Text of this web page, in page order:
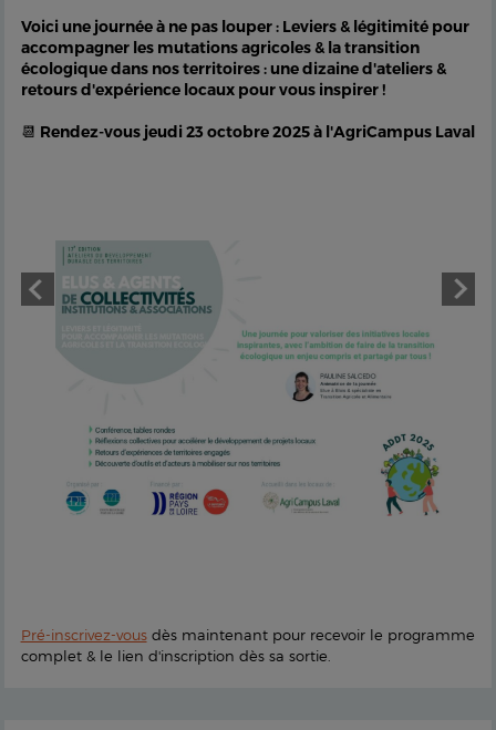
Voici une journée à ne pas louper : Leviers & légitimité pour
accompagner les mutations agricoles & la transition
écologique dans nos territoires : une dizaine d'ateliers &
retours d'expérience locaux pour vous inspirer !
📆 Rendez-vous jeudi 23 octobre 2025 à l'AgriCampus Laval
Pré-inscrivez-vousdès maintenant pour recevoir le programme
complet & le lien d'inscription dès sa sortie.